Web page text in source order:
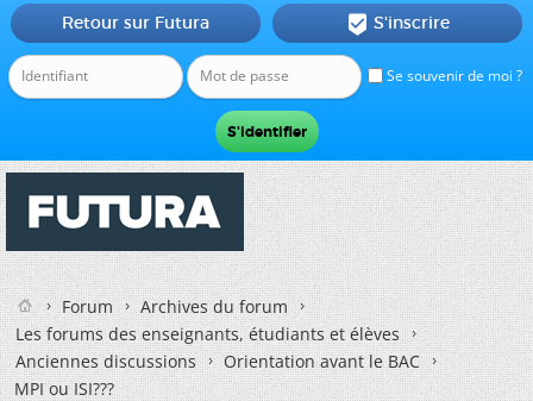
Se souvenir de moi ?
Retour sur Futura  S'inscrire
Forum
Archives du forum
Les forums des enseignants, étudiants et élèves
Anciennes discussions
Orientation avant le BAC
MPI ou ISI???